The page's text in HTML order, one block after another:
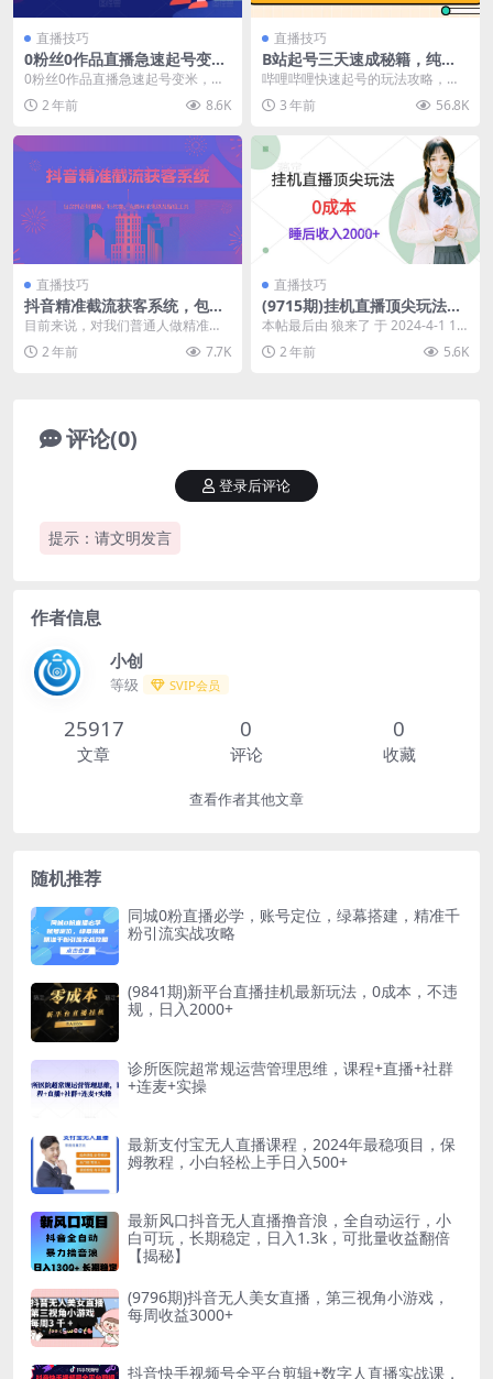
直播技巧
0粉丝0作品直播急速起号变
米，小白直接开干
0粉丝0作品直播急速起号变米，小
白直接开干 课程内容： 001.新人开
播如何快速...
2 年前 8.6K
直播技巧
B站起号三天速成秘籍，纯原
创不违规 可直播 稳定日入200
+
哔哩哔哩快速起号的玩法攻略，热
门小众的赛道打法非常奈斯，帮助
我们快速突破圈，不再...
3 年前 56.8K
直播技巧
抖音精准截流获客系统，包含
抖音短视频、粉丝群、直播间
采集以及留痕工具
目前来说，对我们普通人做精准粉
丝有三种方式 一，抖音/小红书截流
获客技术 1，脚...
2 年前 7.7K
直播技巧
(9715期)挂机直播顶尖玩法，
睡后日收入2000+、0成本，视
频教学
本帖最后由 狼来了 于 2024-4-1 12:
26 编辑 挂机直播顶尖玩法，睡...
2 年前 5.6K
评论(0)
提示：请文明发言
登录后评论
作者信息
小创
等级 SVIP会员
25917
文章
0
评论
0
收藏
查看作者其他文章
随机推荐
同城0粉直播必学，账号定位，绿幕搭建，精准千
粉引流实战攻略
(9841期)新平台直播挂机最新玩法，0成本，不违
规，日入2000+
诊所医院超常规运营管理思维，课程+直播+社群
+连麦+实操
最新支付宝无人直播课程，2024年最稳项目，保
姆教程，小白轻松上手日入500+
最新风口抖音无人直播撸音浪，全自动运行，小
白可玩，长期稳定，日入1.3k，可批量收益翻倍
【揭秘】
(9796期)抖音无人美女直播，第三视角小游戏，
每周收益3000+
抖音快手视频号全平台剪辑+数字人直播实战课，